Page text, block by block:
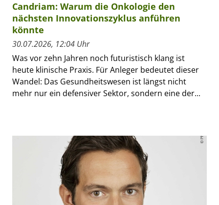
Candriam: Warum die Onkologie den
nächsten Innovationszyklus anführen
könnte
30.07.2026, 12:04 Uhr
Was vor zehn Jahren noch futuristisch klang ist
heute klinische Praxis. Für Anleger bedeutet dieser
Wandel: Das Gesundheitswesen ist längst nicht
mehr nur ein defensiver Sektor, sondern eine der...